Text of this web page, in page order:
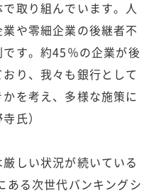
取り組んでいます。人
や零細企業の後継者不
す。約45％の企業が後
り、我々も銀行として
を考え、多様な施策に
氏）
しい状況が続いている
ある次世代バンキングシ